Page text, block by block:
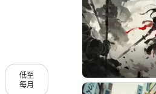
低至
每月